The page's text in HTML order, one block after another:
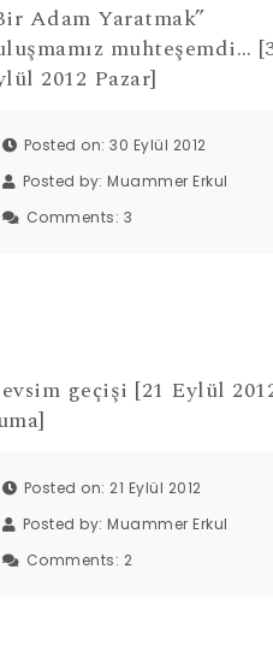
Adam Yaratmak”
muhteşemdi…
2012 Pazar]
Posted on: 30 Eylül 2012
Posted by:Muammer Erkul
Comments: 3
geçişi [21 Eylül
Posted on: 21 Eylül 2012
Posted by:Muammer Erkul
Comments: 2